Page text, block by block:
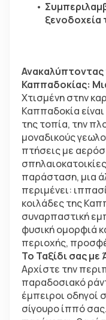
ξενοδοχεία
Ανακαλύπτοντας
Καππαδοκίας:
Χτισμένη στην
Καππαδοκία
της τοπία, την
μοναδικούς
πτήσεις με
παράσταση, μια
περιμένει:
κοιλάδες της
συναρπαστική
φυσική ομορφιά
περιοχής,
Το Ταξίδι σας με
Αρχίστε την
παραδοσιακό
έμπειροι οδηγοί
σίγουρο ίππό